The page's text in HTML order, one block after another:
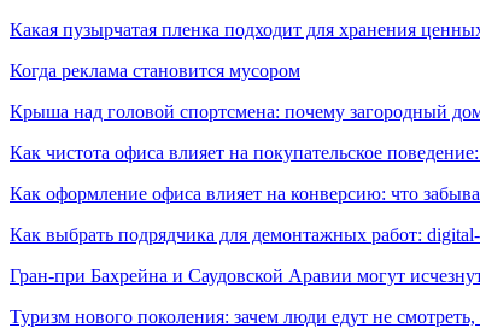
Какая пузырчатая пленка подходит для хранения
Когда реклама становится мусором
Крыша над головой спортсмена: почему загородный
Как чистота офиса влияет на покупательское
Как оформление офиса влияет на конверсию: что
Как выбрать подрядчика для демонтажных работ:
Гран-при Бахрейна и Саудовской Аравии могут
Туризм нового поколения: зачем люди едут не